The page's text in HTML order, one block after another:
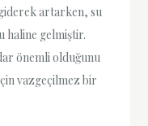
artarken, su
haline gelmiştir.
önemli olduğunu
vazgeçilmez bir